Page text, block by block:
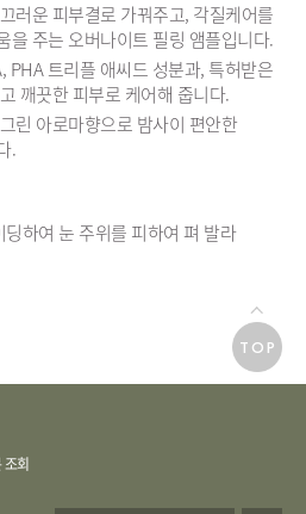
러운 피부결로 가꿔주고, 각질케어를
을 주는 오버나이트 필링 앰플입니다.
PHA 트리플 애씨드 성분과, 특허받은
깨끗한 피부로 케어해 줍니다.
린 아로마향으로 밤사이 편안한
.
하여 눈 주위를 피하여 펴 발라
TOP
조회